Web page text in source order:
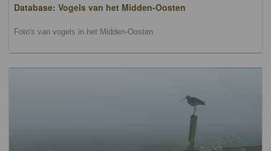
Database: Vogels van het Midden-Oosten
Foto's van vogels in het Midden-Oosten